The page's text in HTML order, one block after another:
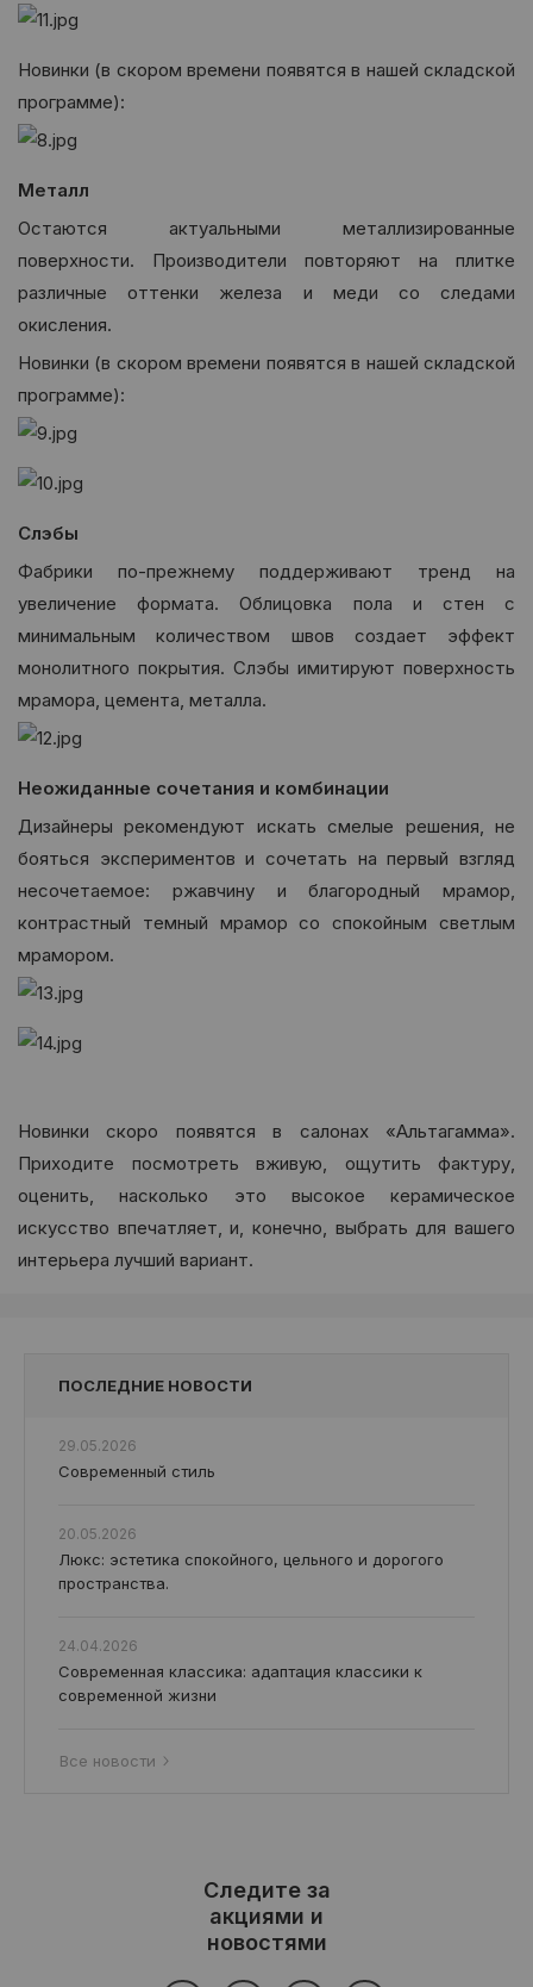
Новинки (в скором времени появятся в нашей складской
программе):
Металл
Остаются актуальными металлизированные
поверхности. Производители повторяют на плитке
различные оттенки железа и меди со следами
окисления.
Новинки (в скором времени появятся в нашей складской
программе):
Слэбы
Фабрики по-прежнему поддерживают тренд на
увеличение формата. Облицовка пола и стен с
минимальным количеством швов создает эффект
монолитного покрытия. Слэбы имитируют поверхность
мрамора, цемента, металла.
Неожиданные сочетания и комбинации
Дизайнеры рекомендуют искать смелые решения, не
бояться экспериментов и сочетать на первый взгляд
несочетаемое: ржавчину и благородный мрамор,
контрастный темный мрамор со спокойным светлым
мрамором.
Новинки скоро появятся в салонах «Альтагамма».
Приходите посмотреть вживую, ощутить фактуру,
оценить, насколько это высокое керамическое
искусство впечатляет, и, конечно, выбрать для вашего
интерьера лучший вариант.
ПОСЛЕДНИЕ НОВОСТИ
29.05.2026
Современный стиль
20.05.2026
Люкс: эстетика спокойного, цельного и дорогого
пространства.
24.04.2026
Современная классика: адаптация классики к
современной жизни
Все новости
Следите за
акциями и
новостями